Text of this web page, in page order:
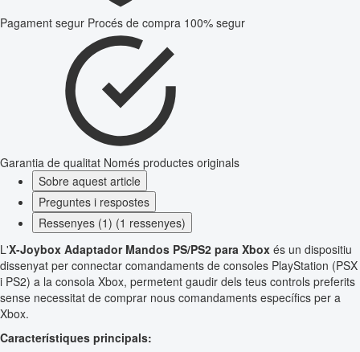
Pagament segur Procés de compra 100% segur
Garantia de qualitat Només productes originals
Sobre aquest article
Preguntes i respostes
Ressenyes (1) (1 ressenyes)
L'X-Joybox Adaptador Mandos PS/PS2 para Xbox és un dispositiu
dissenyat per connectar comandaments de consoles PlayStation (PSX
i PS2) a la consola Xbox, permetent gaudir dels teus controls preferits
sense necessitat de comprar nous comandaments específics per a
Xbox.
Característiques principals: